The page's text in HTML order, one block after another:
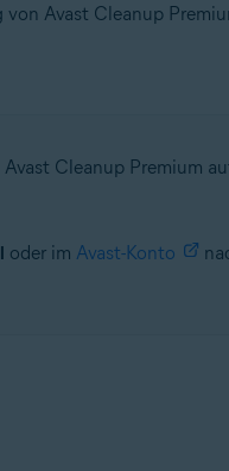
Avast Cleanup
Cleanup Premium
oder im Avast-Konto